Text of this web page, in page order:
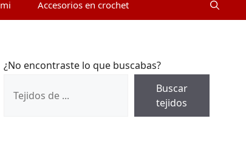
Accesorios en crochet
¿No encontraste lo que buscabas?
Buscar
tejidos